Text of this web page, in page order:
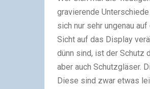
gravierende
sich nur sehr ungenau
Sicht auf das Display
dünn sind, ist der Schutz
aber auch Schutzgläser.
Diese sind zwar etwas